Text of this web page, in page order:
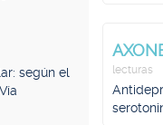
según el
lecturas